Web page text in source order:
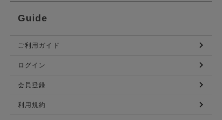
Guide
ご利用ガイド
ログイン
会員登録
利用規約